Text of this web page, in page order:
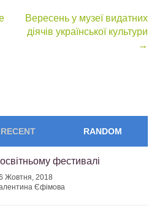
Вересень у музеї видатних
діячів української культури
→
RECENT RANDOM
фестивалі
Жовтня, 2018
Єфімова